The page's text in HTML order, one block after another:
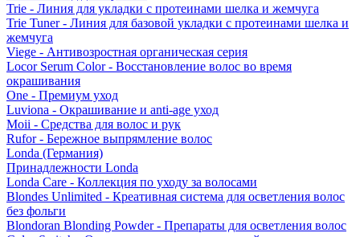
Trie - Линия для укладки с протеинами шелка и жемчуга
Trie Tuner - Линия для базовой укладки с протеинами шелка и
жемчуга
Viege - Антивозростная органическая серия
Locor Serum Color - Восстановление волос во время
окрашивания
One - Премиум уход
Luviona - Окрашивание и anti-age уход
Moii - Средства для волос и рук
Rufor - Бережное выпрямление волос
Londa (Германия)
Принадлежности Londa
Londa Care - Коллекция по уходу за волосами
Blondes Unlimited - Креативная система для осветления волос
без фольги
Blondoran Blonding Powder - Препараты для осветления волос